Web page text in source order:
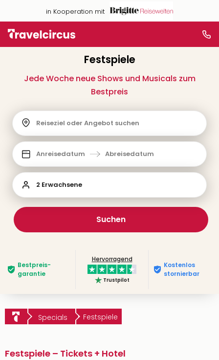
in Kooperation mit
Festspiele
Jede Woche neue Shows und Musicals zum
Bestpreis
Reiseziel oder Angebot suchen
Anreisedatum Abreisedatum
2 Erwachsene
Suchen
Bestpreis­
garantie
Hervorragend
Trustpilot
Kostenlos
stornierbar
Specials Festspiele
Festspiele – Tickets + Hotel